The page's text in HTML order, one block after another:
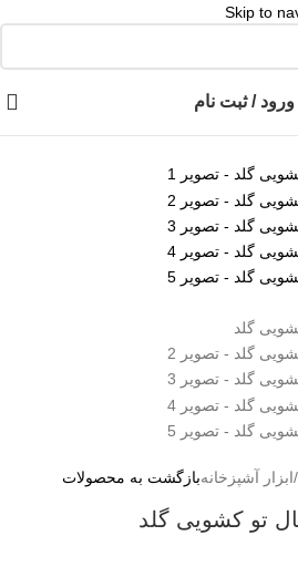
Skip to
ورود / ثبت نام
/ابزار آشپزخانهبازگشت به محصولات
تو کشویی گلد